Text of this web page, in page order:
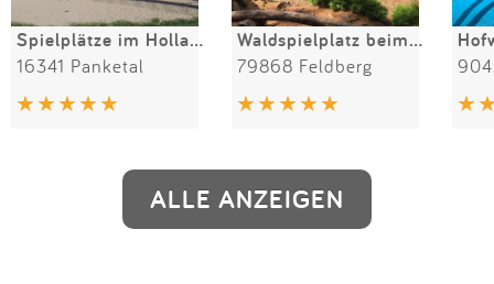
Spielplätze im Holland-Park
16341 Panketal
Waldspielplatz beim Wichtelpfad
79868 Feldberg
ALLE ANZEIGEN